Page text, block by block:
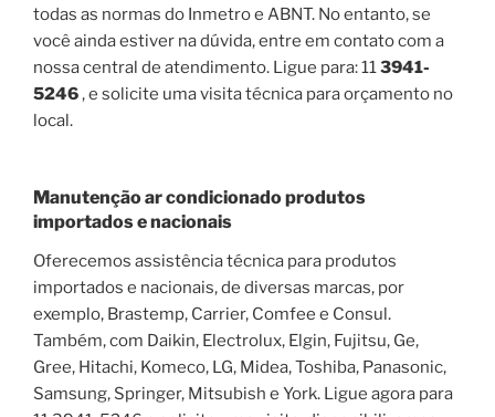
todas as normas do Inmetro e ABNT. No entanto, se
você ainda estiver na dúvida, entre em contato com a
nossa central de atendimento. Ligue para: 113941-
5246, e solicite uma visita técnica para orçamento no
local.
Manutenção ar condicionado produtos
importados e nacionais
Oferecemos assistência técnica para produtos
importados e nacionais, de diversas marcas, por
exemplo, Brastemp, Carrier, Comfee e Consul.
Também, com Daikin, Electrolux, Elgin, Fujitsu, Ge,
Gree, Hitachi, Komeco, LG, Midea, Toshiba, Panasonic,
Samsung, Springer, Mitsubish e York. Ligue agora para